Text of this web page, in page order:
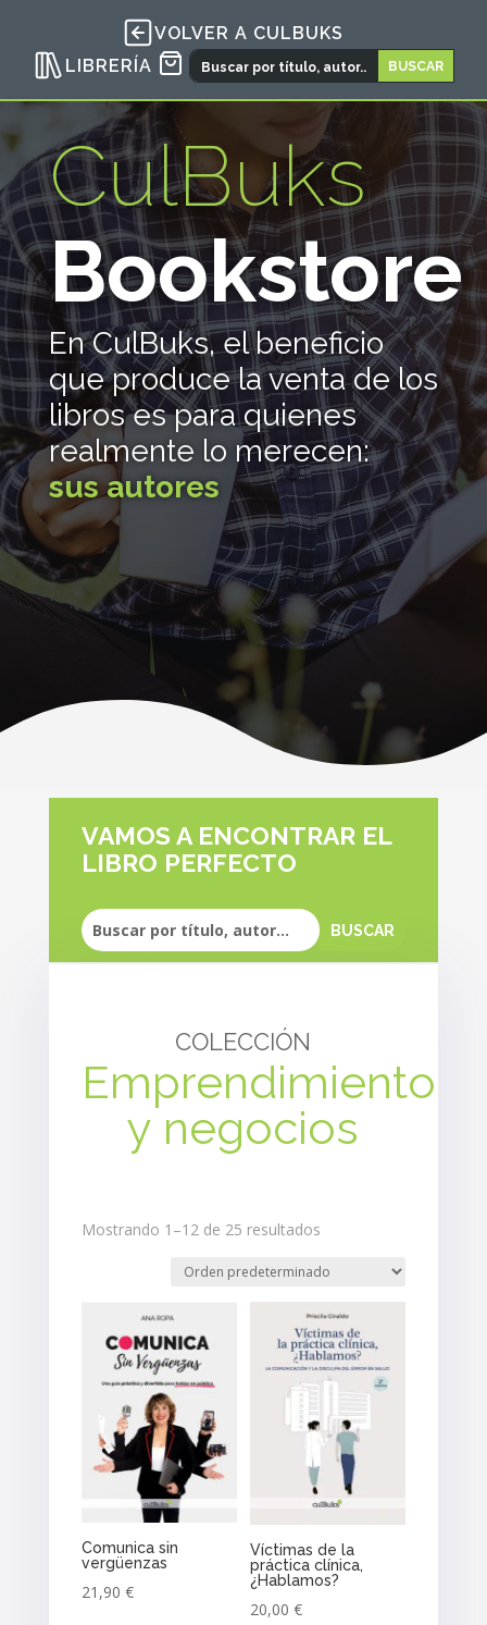
VOLVER A CULBUKS
LIBRERÍA
CulBuks
Bookstore
En CulBuks, el beneficio
que produce la venta de los
libros es para quienes
realmente lo merecen:
sus autores
VAMOS A ENCONTRAR EL
LIBRO PERFECTO
COLECCIÓN
Emprendimiento
y negocios
Mostrando 1–12 de 25 resultados
Comunica sin
vergüenzas
21,90 €
Víctimas de la
práctica clínica,
¿Hablamos?
20,00 €